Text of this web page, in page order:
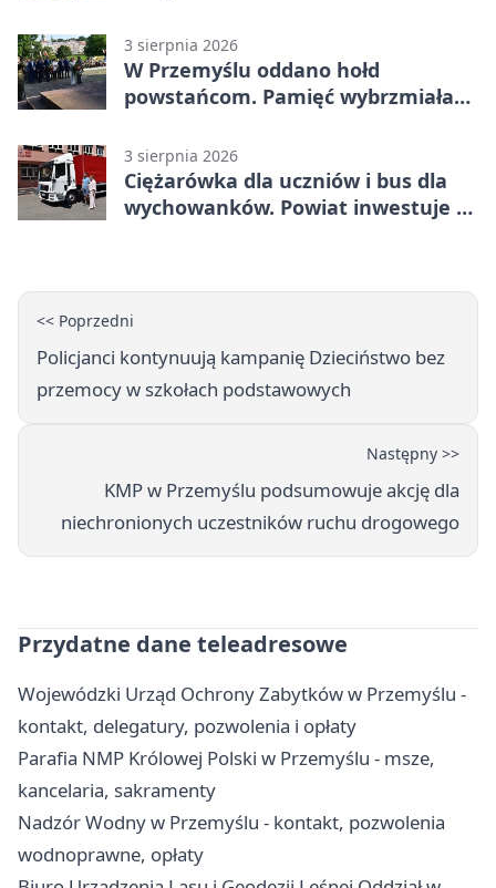
3 sierpnia 2026
W Przemyślu oddano hołd
powstańcom. Pamięć wybrzmiała
3 sierpnia 2026
Ciężarówka dla uczniów i bus dla
wychowanków. Powiat inwestuje w
<< Poprzedni
Policjanci kontynuują kampanię Dzieciństwo bez
przemocy w szkołach podstawowych
Następny >>
KMP w Przemyślu podsumowuje akcję dla
niechronionych uczestników ruchu drogowego
Przydatne dane teleadresowe
Wojewódzki Urząd Ochrony Zabytków w Przemyślu -
kontakt, delegatury, pozwolenia i opłaty
Parafia NMP Królowej Polski w Przemyślu - msze,
kancelaria, sakramenty
Nadzór Wodny w Przemyślu - kontakt, pozwolenia
wodnoprawne, opłaty